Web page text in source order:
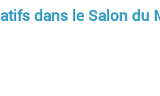
dans le Salon du